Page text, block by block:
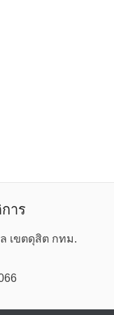
าร
เขตดุสิต กทม.